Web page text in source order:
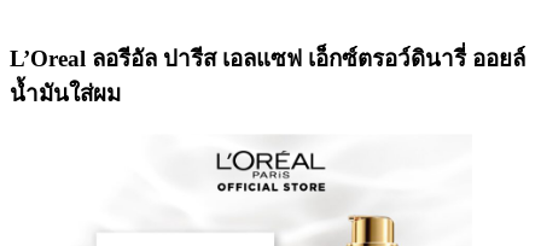
L’Oreal ลอรีอัล ปารีส เอลแซฟ เอ็กซ์ตรอว์ดินารี่ ออยล์
น้ำมันใส่ผม